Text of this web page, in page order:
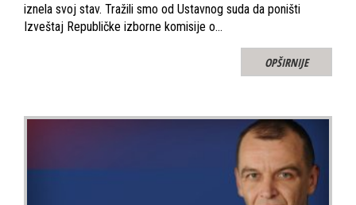
iznela svoj stav. Tražili smo od Ustavnog suda da poništi
Izveštaj Republičke izborne komisije o…
OPŠIRNIJE